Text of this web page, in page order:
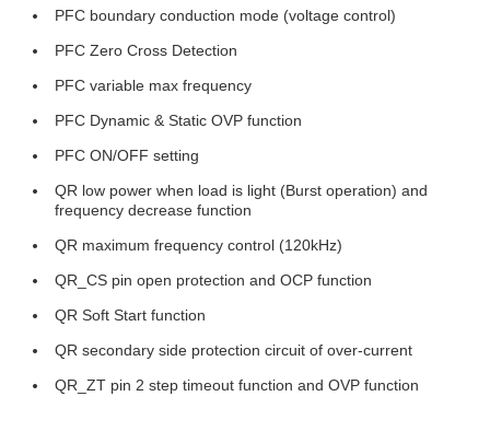
PFC boundary conduction mode (voltage control)
PFC Zero Cross Detection
PFC variable max frequency
PFC Dynamic & Static OVP function
PFC ON/OFF setting
QR low power when load is light (Burst operation) and
frequency decrease function
QR maximum frequency control (120kHz)
QR_CS pin open protection and OCP function
QR Soft Start function
QR secondary side protection circuit of over-current
QR_ZT pin 2 step timeout function and OVP function